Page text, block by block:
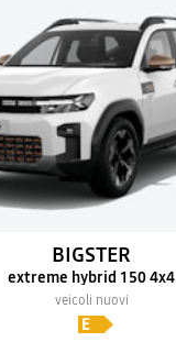
BIGSTER
extreme hybrid 150 4x4
veicoli nuovi